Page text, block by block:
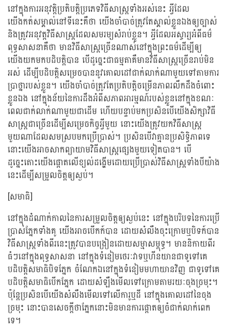
នៅក្នុងការអនុវត្តិប្រតិបត្តិប្រភេទវិធីសាស្រ្តទាំងអស់នេះ អ្វីដែល
យើងកត់សម្គាល់នៅទីនេះគឺថា យើងចាំបាច់ត្រូវតែស្គាល់ខ្លួនឯងឲ្យច្បាស់
និងត្រូវអនុវត្តវិធីសាស្រ្តដែលសមរម្យសំរាប់ខ្លួន។ អ្វីដែលអស្ចារ្យអំពីធម៌
ពុទ្ធសាសនាគឺថា មានវិធីសាស្រ្តច្រើនណាស់នៅក្នុងព្រះធម៌ដើម្បីឲ្យ
យើងយកមកបដិបត្តិបាន បើដូច្នេះជាធម្មតាគឺមានវិធីសាស្រ្តច្រើនរាប់មិន
អស់ ដើម្បីបដិបត្តិសម្រេចបាននូវគោលដៅជាក់លាក់ណាមួយទៅតាមការ
ប្រាថ្នារបស់ខ្លួន។ យើងចាំបាច់ត្រូវតែប្រតិបត្តិចម្រើនភាពរលឹកដឹងចំពោះ
ខ្លួនឯង នៅក្នុងន័យនៃការដឹងអំពីសភាពអារម្មណ៍របស់ខ្លួននៅក្នុងខណៈ
ពេលជាក់លាក់ណាមួយជាដើម ហើយបន្ទាប់មកប្រសិនបើយើងសិក្សាវិធី
សាស្រ្តជាច្រើនដើម្បីសម្រេចកិច្ចអ្វីមួយ នោះយើងត្រូវយកវិធីសាស្រ្ត
មួយណាដែលសមស្របមកប្រើប្រាស់។ ប្រសិនបើវាគ្មានប្រសិទ្ធិភាពទេ
នោះយើងអាចសាកព្យាយាមវិធីសាស្រ្តផ្សេងមួយទៀតបាន។ បើ
ដូច្នេះតោះយើងផ្តោតលើខ្យល់ដង្ហើមដោយប្រើប្រាស់វិធីសាស្រ្តទាំងបីយ៉ាង
នេះដើម្បីសម្រួលចិត្តឲ្យស្ងប់។
[សមាធិ]
នៅក្នុងដំណាក់កាលនៃការសម្រួលចិត្តឲ្យស្ងប់នេះ នៅក្នុងបរិបទនៃការប្រើ
ប្រាស់ភ្នែកទាំងគូ យើងអាចបើកក៍បាន ដោយសំលឺងចុះក្រោមឬបិទក៍បាន
វិធីសាស្រ្តទាំងពីរនេះត្រូវបានបង្រៀនដោយសម្មាសម្ពុទ្ធ។ មាននិកាយពីរ
ធំៗនៅក្នុងពុទ្ធសាសនា នៅក្នុងទំនៀមថេរៈវាទឬហីនយានជាទូទៅគេ
បដិបត្តិសមាធិបិទភ្នែក ចំណែកឯនៅក្នុងទំនៀមមហាយានវិញ ជាទូទៅគេ
បដិបត្តិសមាធិបើកភ្នែក ដោយសំឡឺងមើលទៅក្រោមតាមរយៈចុងច្រមុះ។
ប៉ុន្តែប្រសិនបើយើងសំលឺងមើលទៅលើការូឬដី នៅក្នុងគោលដៅនៃចុង
ច្រមុះ នោះបានសេចក្តីថាភ្នែកនោះមិនមានការផ្តោតឲ្យចំជាក់លាក់ពេក
ទេ។